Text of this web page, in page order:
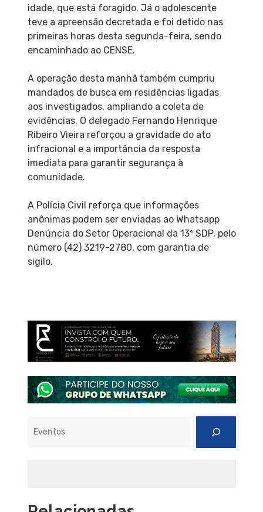
idade, que está foragido. Já o adolescente
teve a apreensão decretada e foi detido nas
primeiras horas desta segunda-feira, sendo
encaminhado ao CENSE.
A operação desta manhã também cumpriu
mandados de busca em residências ligadas
aos investigados, ampliando a coleta de
evidências. O delegado Fernando Henrique
Ribeiro Vieira reforçou a gravidade do ato
infracional e a importância da resposta
imediata para garantir segurança à
comunidade.
A Polícia Civil reforça que informações
anônimas podem ser enviadas ao Whatsapp
Denúncia do Setor Operacional da 13ª SDP, pelo
número (42) 3219-2780, com garantia de
sigilo.